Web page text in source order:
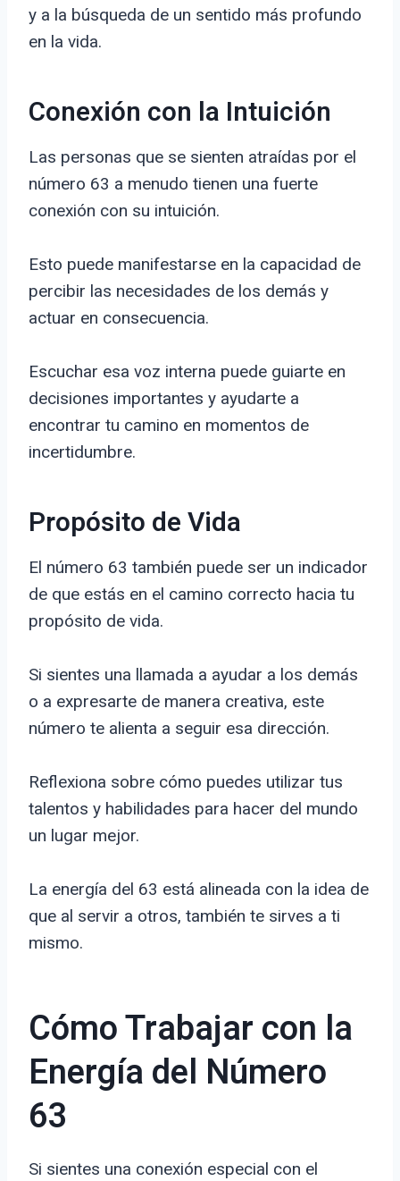
y a la búsqueda de un sentido más profundo
en la vida.
Conexión con la Intuición
Las personas que se sienten atraídas por el
número 63 a menudo tienen una fuerte
conexión con su intuición.
Esto puede manifestarse en la capacidad de
percibir las necesidades de los demás y
actuar en consecuencia.
Escuchar esa voz interna puede guiarte en
decisiones importantes y ayudarte a
encontrar tu camino en momentos de
incertidumbre.
Propósito de Vida
El número 63 también puede ser un indicador
de que estás en el camino correcto hacia tu
propósito de vida.
Si sientes una llamada a ayudar a los demás
o a expresarte de manera creativa, este
número te alienta a seguir esa dirección.
Reflexiona sobre cómo puedes utilizar tus
talentos y habilidades para hacer del mundo
un lugar mejor.
La energía del 63 está alineada con la idea de
que al servir a otros, también te sirves a ti
mismo.
Cómo Trabajar con la
Energía del Número
63
Si sientes una conexión especial con el